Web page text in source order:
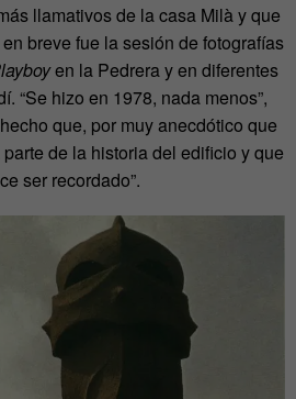
llamativos de la casa Milà y que
breve fue la sesión de fotografías
en la Pedrera y en diferentes
“Se hizo en 1978, nada menos”,
que, por muy anecdótico que
de la historia del edificio y que
ser recordado”.